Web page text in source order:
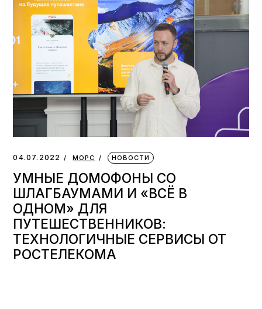
04.07.2022 МОРС НОВОСТИ
УМНЫЕ ДОМОФОНЫ СО
ШЛАГБАУМАМИ И «ВСЁ В
ОДНОМ» ДЛЯ
ПУТЕШЕСТВЕННИКОВ:
ТЕХНОЛОГИЧНЫЕ СЕРВИСЫ ОТ
РОСТЕЛЕКОМА